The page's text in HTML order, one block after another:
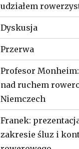
udziałem
Dyskusja
Przerwa
Profesor
nad ruchem
Niemczech
Franek:
zakresie śluz i